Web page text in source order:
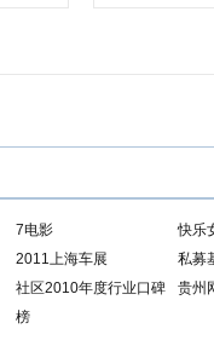
7电影
快乐
2011上海车展
私募
社区2010年度行业口碑
榜
贵州